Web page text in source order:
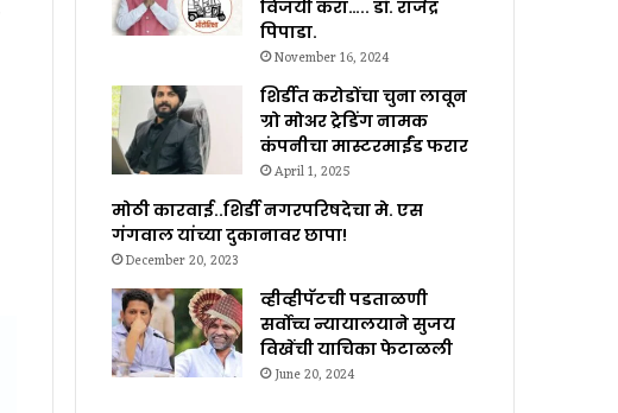
विजयी करा….. डॉ. राजेंद्र
पिपाडा.
November 16, 2024
शिर्डीत करोडोंचा चुना लावून
ग्रो मोअर ट्रेडिंग नामक
कंपनीचा मास्टरमाईंड फरार
April 1, 2025
मोठी कारवाई..शिर्डी नगरपरिषदेचा मे. एस
गंगवाल यांच्या दुकानावर छापा!
December 20, 2023
व्हीव्हीपॅटची पडताळणी
सर्वोच्च न्यायालयाने सुजय
विखेंची याचिका फेटाळली
June 20, 2024